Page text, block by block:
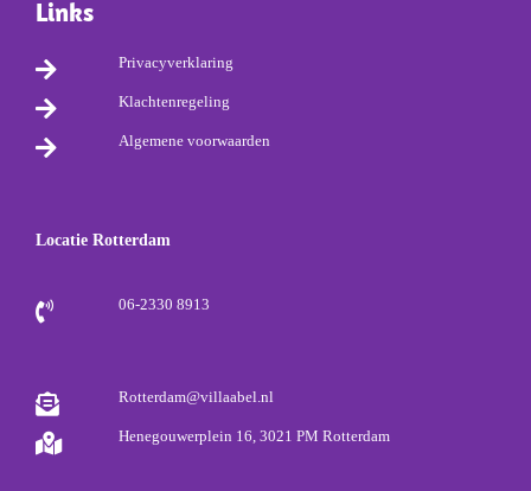
Links
Privacyverklaring
Klachtenregeling
Algemene voorwaarden
Locatie Rotterdam
06-2330 8913
Rotterdam@villaabel.nl
Henegouwerplein 16, 3021 PM Rotterdam